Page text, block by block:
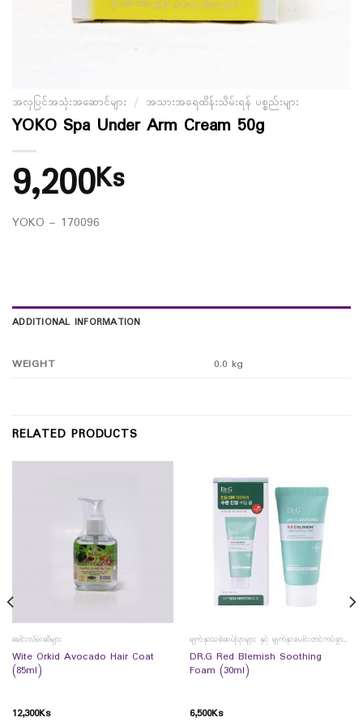
အလှပြင်အသုံးအဆောင်များ / အသားအရေထိန်းသိမ်းရန် ပစ္စည်းများ
YOKO Spa Under Arm Cream 50g
9,200Ks
YOKO – 170096
ADDITIONAL INFORMATION
WEIGHT 0.0 kg
RELATED PRODUCTS
ခေါင်းလိမ်းဆီများ
Wite Orkid Avocado Hair Coat
(85ml)
12,300Ks
မျက်နှာသစ်ဆပ်ပြာများ နှင့် မျက်နှာပေါင်းတင်ကပ်ခွာများ
DR.G Red Blemish Soothing
Foam (30ml)
6,500Ks